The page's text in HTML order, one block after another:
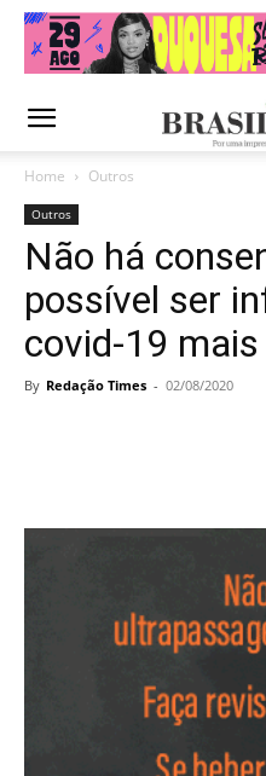
Home Outros
Outros
Não há
possível ser
covid-19
By Redação Times - 02/08/2020